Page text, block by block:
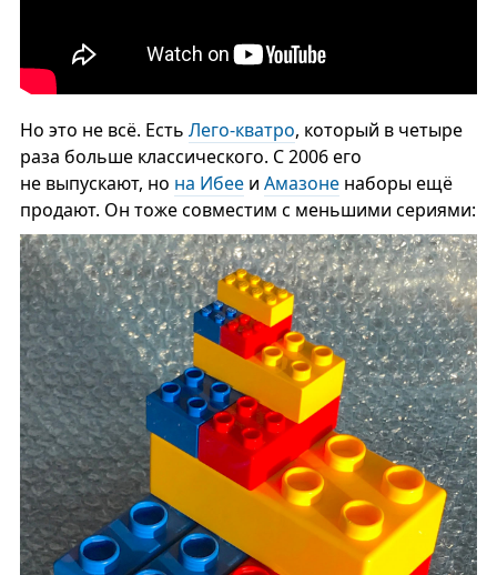
Но это не всё. Есть Лего-кватро, который в четыре
раза больше классического. С 2006 его
не выпускают, но на Ибееи Амазоненаборы ещё
продают. Он тоже совместим с меньшими сериями: